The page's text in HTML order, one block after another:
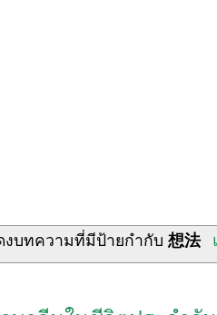
งบทความที่มีป้ายกำกับ想法